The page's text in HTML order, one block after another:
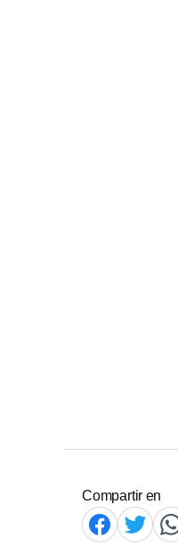
Compartir en